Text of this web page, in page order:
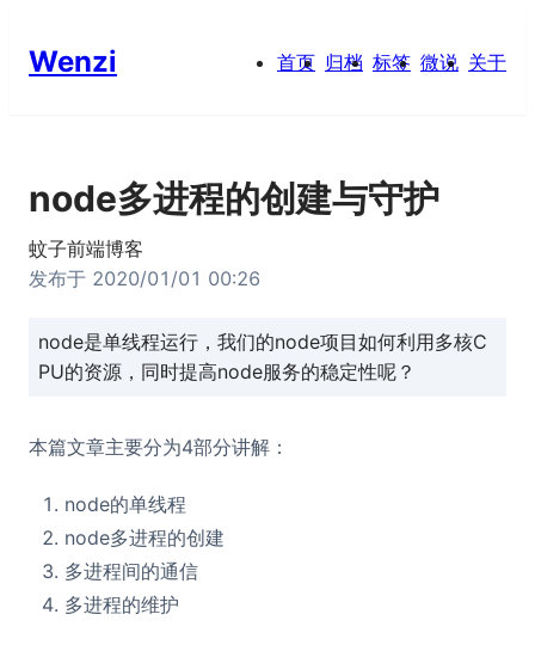
Wenzi 首页 归档 标签 微说 关于
node多进程的创建与守护
蚊子前端博客
发布于 2020/01/01 00:26
node是单线程运行，我们的node项目如何利用多核C
PU的资源，同时提高node服务的稳定性呢？
本篇文章主要分为4部分讲解：
node的单线程
node多进程的创建
多进程间的通信
多进程的维护